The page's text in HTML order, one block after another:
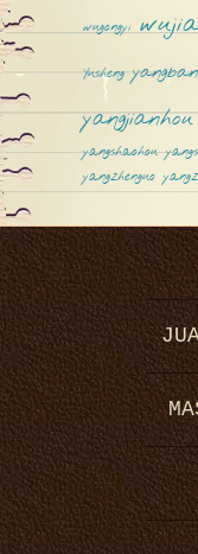
wugongyi
Yusheng
yangjianhou
yangshaohou
yangzhenguo